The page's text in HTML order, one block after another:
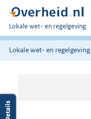
U
bent
hier:
Lokale wet- en regelgeving
Lokale wet- en regelgeving